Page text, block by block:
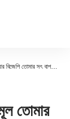
সৎ বাপ: দিলীপ ঘোষ
তোমার